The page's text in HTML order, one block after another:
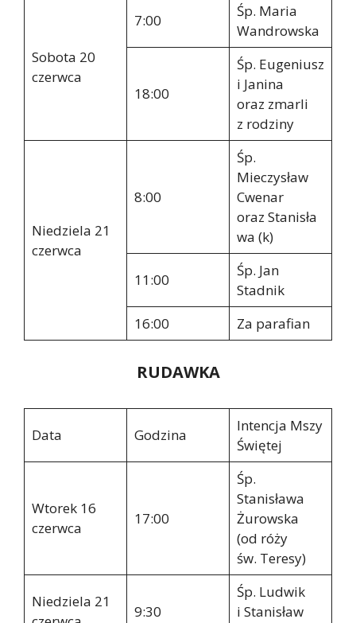
Sobota 20
czerwca
7:00
Śp. Maria
Wandrowska
18:00
Śp. Eugeniusz
i Janina
oraz zmarli
z rodziny
Niedziela 21
czerwca
8:00
Śp.
Mieczysław
Cwenar
oraz Stanisła
wa (k)
11:00
Śp. Jan
Stadnik
16:00
Za parafian
RUDAWKA
Data Godzina
Intencja Mszy
Świętej
Wtorek 16
czerwca
17:00
Śp.
Stanisława
Żurowska
(od róży
św. Teresy)
Niedziela 21
9:30
Śp. Ludwik
i Stanisław